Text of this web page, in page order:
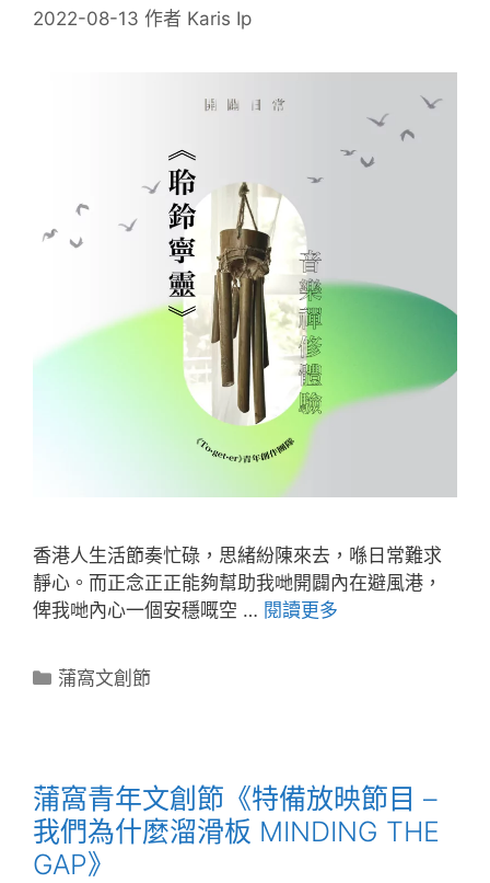
2022-08-13 作者 Karis Ip
香港人生活節奏忙碌，思緒紛陳來去，喺日常難求
靜心。而正念正正能夠幫助我哋開闢內在避風港，
俾我哋內心一個安穩嘅空 … 閱讀更多
蒲窩文創節
蒲窩青年文創節《特備放映節目 –
我們為什麼溜滑板 MINDING THE
GAP》